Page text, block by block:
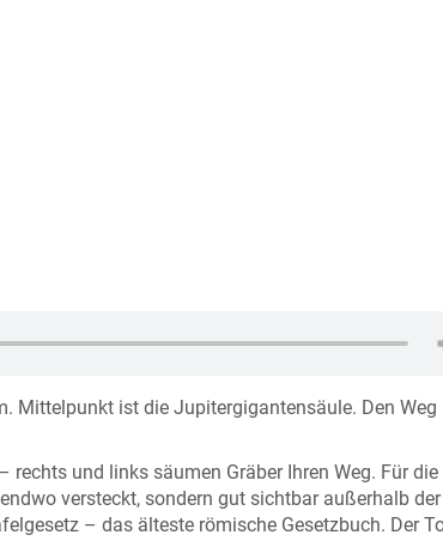
Mittelpunkt ist die Jupitergigantensäule. Den Weg
und links säumen Gräber Ihren Weg. Für die
versteckt, sondern gut sichtbar außerhalb der
– das älteste römische Gesetzbuch. Der